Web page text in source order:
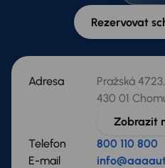
Rezervovat
Adresa
Pražská 4723,
430 01
Zobrazit
Telefon
800 110 800
E-mail